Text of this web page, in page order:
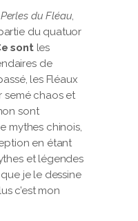
Perles du Fléau,
du quatuor
sontles
de
les Fléaux
semé chaos et
sont
mythes chinois,
en étant
et légendes
je le dessine
c’est mon